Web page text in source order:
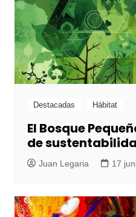
Destacadas Hábitat
El Bosque
de
Juan Legaria 17